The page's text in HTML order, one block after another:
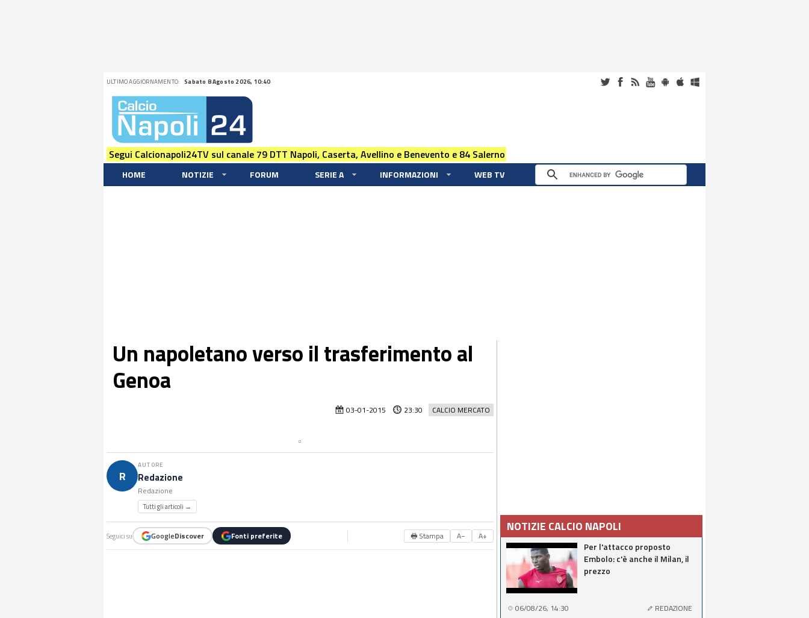
ULTIMO AGGIORNAMENTO: Sabato 8 Agosto 2026, 10:40
Segui Calcionapoli24TV sul canale 79 DTT Napoli, Caserta, Avellino e Benevento e 84 Salerno
HOME NOTIZIE FORUM SERIE A INFORMAZIONI WEB TV
Un napoletano verso il trasferimento al
Genoa
CALCIO MERCATO
03-01-2015 23:30
R
AUTORE
Redazione
Redazione
Tutti gli articoli →
Seguici su GoogleDiscover Fonti preferite 🖶 Stampa A− A+
NOTIZIE CALCIO NAPOLI
Per l'attacco proposto
Embolo: c'è anche il Milan, il
prezzo
06/08/26, 14:30 REDAZIONE